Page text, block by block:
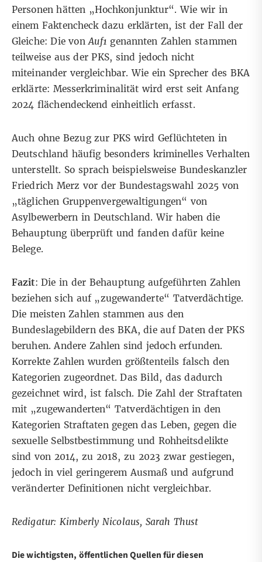
Personen hätten „Hochkonjunktur“. Wie wir in
einemFaktencheck dazu erklärten, ist der Fall der
Gleiche: Die vonAuf1 genannten Zahlen stammen
teilweise aus der PKS, sind jedoch nicht
miteinander vergleichbar. Wie ein Sprecher des BKA
erklärte: Messerkriminalität wird erst seit Anfang
2024 flächendeckend einheitlich erfasst.
Auch ohne Bezug zur PKS wird Geflüchteten in
Deutschland häufig besonders kriminelles Verhalten
unterstellt. So sprach beispielsweise Bundeskanzler
Friedrich Merz vor der Bundestagswahl 2025 von
„täglichen Gruppenvergewaltigungen“ von
Asylbewerbern in Deutschland.Wir haben die
Behauptung überprüft und fanden dafür keine
Belege.
Fazit: Die in der Behauptung aufgeführten Zahlen
beziehen sich auf „zugewanderte“ Tatverdächtige.
Die meisten Zahlen stammen aus den
Bundeslagebildern des BKA, die auf Daten der PKS
beruhen. Andere Zahlen sind jedoch erfunden.
Korrekte Zahlen wurden größtenteils falsch den
Kategorien zugeordnet. Das Bild, das dadurch
gezeichnet wird, ist falsch. Die Zahl der Straftaten
mit „zugewanderten“ Tatverdächtigen in den
Kategorien Straftaten gegen das Leben, gegen die
sexuelle Selbstbestimmung und Rohheitsdelikte
sind von 2014, zu 2018, zu 2023 zwar gestiegen,
jedoch in viel geringerem Ausmaß und aufgrund
veränderter Definitionen nicht vergleichbar.
Redigatur: Kimberly Nicolaus, Sarah Thust
Die wichtigsten, öffentlichen Quellen für diesen